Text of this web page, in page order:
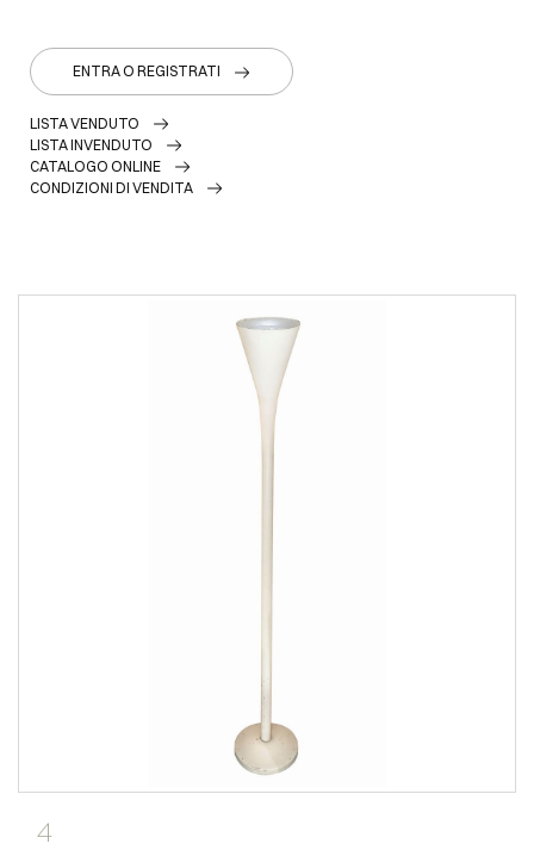
ENTRA O REGISTRATI
LISTA VENDUTO
LISTA INVENDUTO
CATALOGO ONLINE
CONDIZIONI DI VENDITA
4